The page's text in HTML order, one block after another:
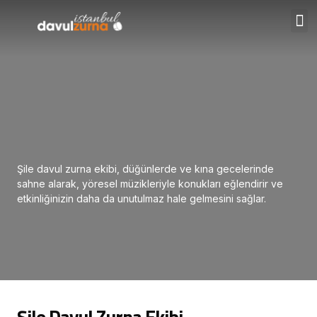
Şile davul zurna ekibi, düğünlerde ve kına gecelerinde
sahne alarak, yöresel müzikleriyle konukları eğlendirir ve
etkinliğinizin daha da unutulmaz hale gelmesini sağlar.